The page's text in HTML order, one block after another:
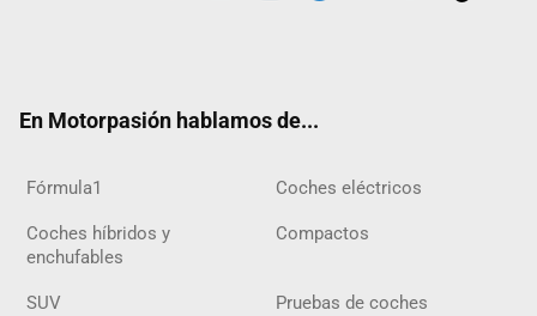
En Motorpasión hablamos de...
Fórmula1 Coches eléctricos
Coches híbridos y
enchufables
Compactos
SUV Pruebas de coches